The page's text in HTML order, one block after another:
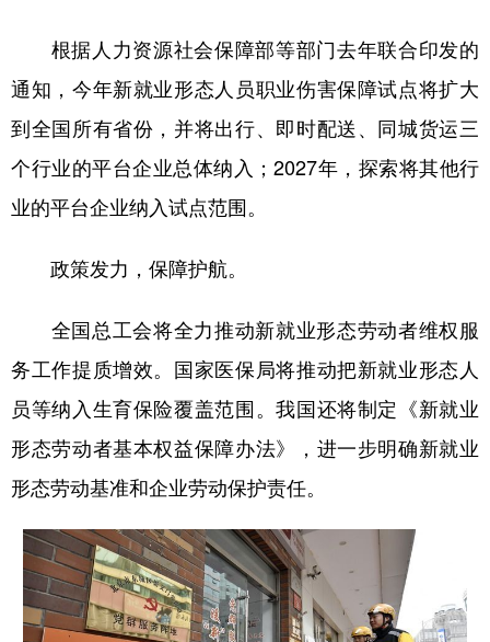
根据人力资源社会保障部等部门去年联合印发的
通知，今年新就业形态人员职业伤害保障试点将扩大
到全国所有省份，并将出行、即时配送、同城货运三
个行业的平台企业总体纳入；2027年，探索将其他行
业的平台企业纳入试点范围。
政策发力，保障护航。
全国总工会将全力推动新就业形态劳动者维权服
务工作提质增效。国家医保局将推动把新就业形态人
员等纳入生育保险覆盖范围。我国还将制定《新就业
形态劳动者基本权益保障办法》，进一步明确新就业
形态劳动基准和企业劳动保护责任。